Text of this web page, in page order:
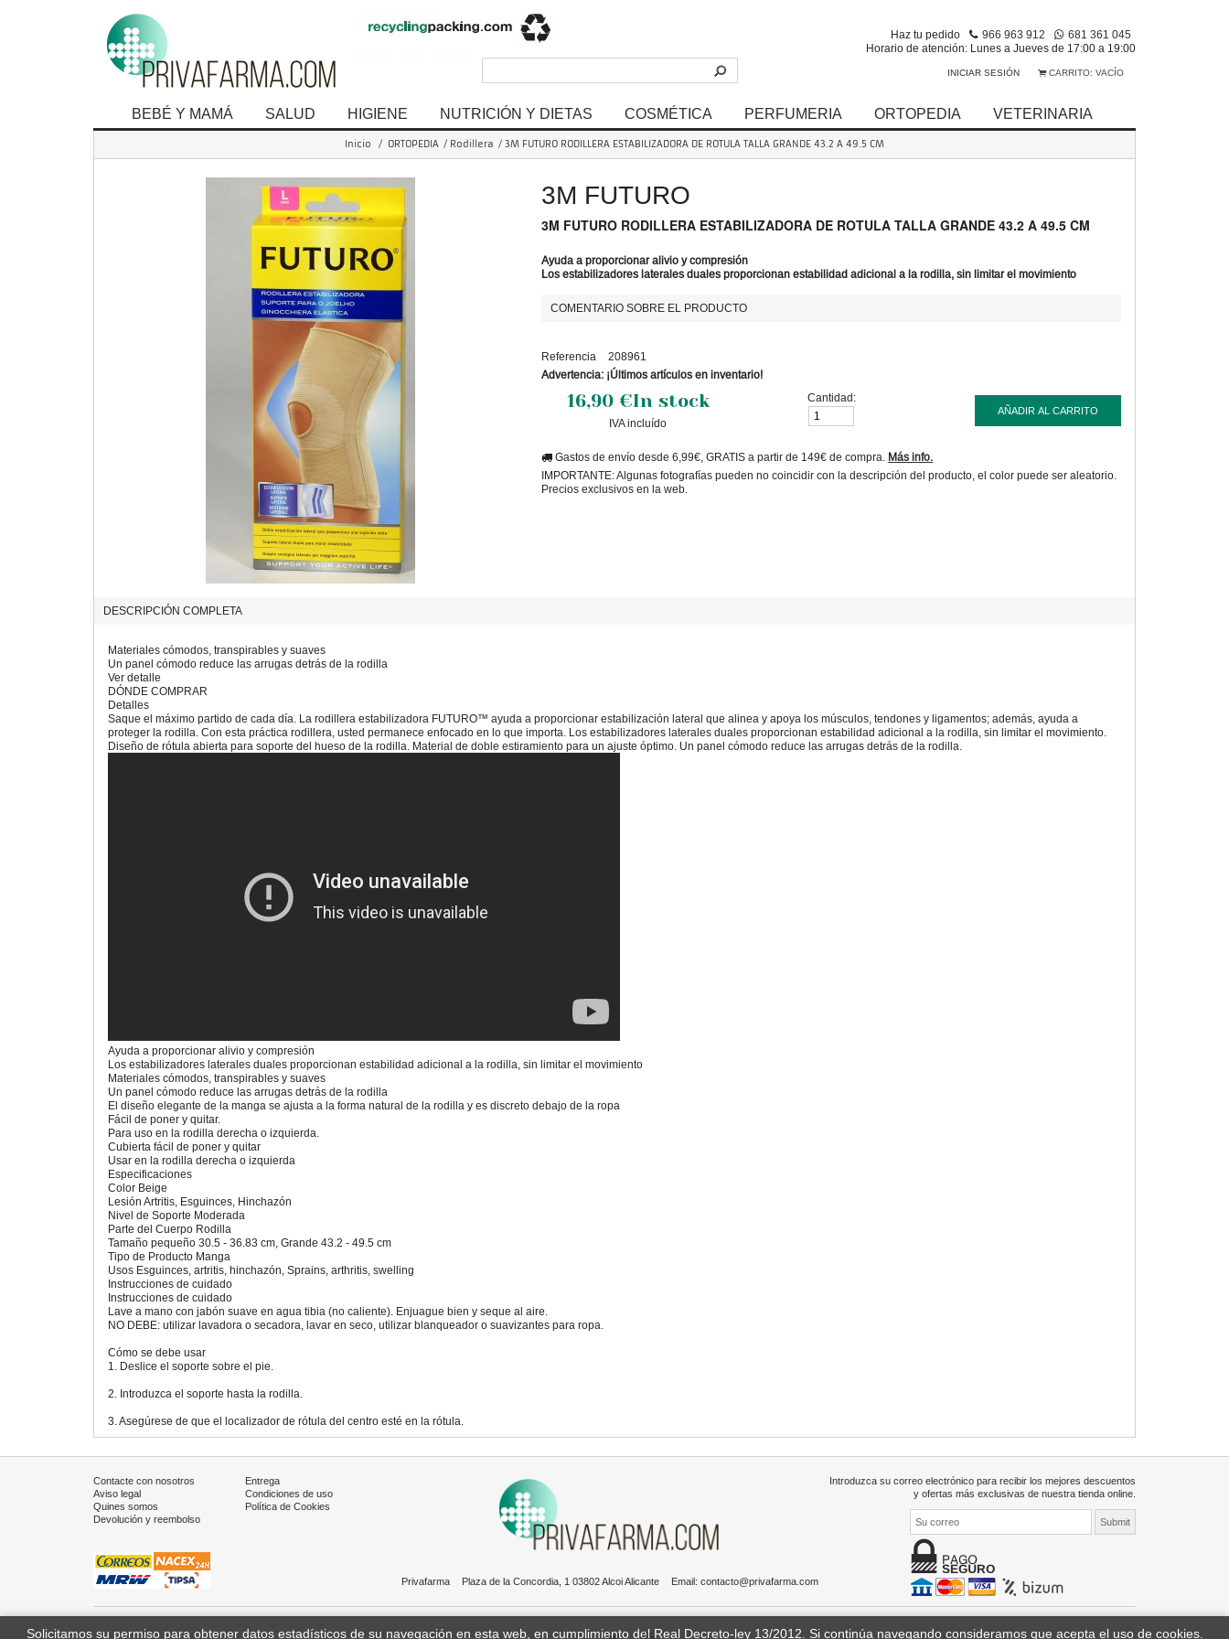
Haz tu pedido 966 963 912
681 361 045
Horario de atención: Lunes a Jueves de 17:00 a 19:00
CARRITO: VACÍO
INICIAR SESIÓN
BEBÉ Y MAMÁ SALUD HIGIENE NUTRICIÓN Y DIETAS COSMÉTICA PERFUMERIA ORTOPEDIA VETERINARIA
Inicio / ORTOPEDIA / Rodillera / 3M FUTURO RODILLERA ESTABILIZADORA DE ROTULA TALLA GRANDE 43.2 A 49.5 CM
3M FUTURO
3M FUTURO RODILLERA ESTABILIZADORA DE ROTULA TALLA GRANDE 43.2 A 49.5 CM
Ayuda a proporcionar alivio y compresión
Los estabilizadores laterales duales proporcionan estabilidad adicional a la rodilla, sin limitar el movimiento
COMENTARIO SOBRE EL PRODUCTO
Referencia
208961
Advertencia: ¡Últimos artículos en inventario!
16,90 €In stock
IVA incluído
Cantidad:
AÑADIR AL CARRITO
Gastos de envío desde 6,99€, GRATIS a partir de 149€ de compra. Más info.
IMPORTANTE: Algunas fotografías pueden no coincidir con la descripción del producto, el color puede ser aleatorio.
Precios exclusivos en la web.
DESCRIPCIÓN COMPLETA
Materiales cómodos, transpirables y suaves
Un panel cómodo reduce las arrugas detrás de la rodilla
Ver detalle
DÓNDE COMPRAR
Detalles
Saque el máximo partido de cada día. La rodillera estabilizadora FUTURO™ ayuda a proporcionar estabilización lateral que alinea y apoya los músculos, tendones y ligamentos; además, ayuda a
proteger la rodilla. Con esta práctica rodillera, usted permanece enfocado en lo que importa. Los estabilizadores laterales duales proporcionan estabilidad adicional a la rodilla, sin limitar el movimiento.
Diseño de rótula abierta para soporte del hueso de la rodilla. Material de doble estiramiento para un ajuste óptimo. Un panel cómodo reduce las arrugas detrás de la rodilla.
Ayuda a proporcionar alivio y compresión
Los estabilizadores laterales duales proporcionan estabilidad adicional a la rodilla, sin limitar el movimiento
Materiales cómodos, transpirables y suaves
Un panel cómodo reduce las arrugas detrás de la rodilla
El diseño elegante de la manga se ajusta a la forma natural de la rodilla y es discreto debajo de la ropa
Fácil de poner y quitar.
Para uso en la rodilla derecha o izquierda.
Cubierta fácil de poner y quitar
Usar en la rodilla derecha o izquierda
Especificaciones
Color Beige
Lesión Artritis, Esguinces, Hinchazón
Nivel de Soporte Moderada
Parte del Cuerpo Rodilla
Tamaño pequeño 30.5 - 36.83 cm, Grande 43.2 - 49.5 cm
Tipo de Producto Manga
Usos Esguinces, artritis, hinchazón, Sprains, arthritis, swelling
Instrucciones de cuidado
Instrucciones de cuidado
Lave a mano con jabón suave en agua tibia (no caliente). Enjuague bien y seque al aire.
NO DEBE: utilizar lavadora o secadora, lavar en seco, utilizar blanqueador o suavizantes para ropa.
Cómo se debe usar
1. Deslice el soporte sobre el pie.
2. Introduzca el soporte hasta la rodilla.
3. Asegúrese de que el localizador de rótula del centro esté en la rótula.
Contacte con nosotros
Entrega
Aviso legal
Condiciones de uso
Quines somos
Política de Cookies
Devolución y reembolso
Introduzca su correo electrónico para recibir los mejores descuentos
y ofertas más exclusivas de nuestra tienda online.
Privafarma Plaza de la Concordia, 1 03802 Alcoi Alicante Email: contacto@privafarma.com
Solicitamos su permiso para obtener datos estadísticos de su navegación en esta web, en cumplimiento del Real Decreto-ley 13/2012. Si continúa navegando consideramos que acepta el uso de cookies.